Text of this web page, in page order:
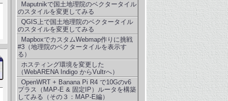
Maputnikで国土地理院のベクタータイル
のスタイルを変更してみる
QGIS上で国土地理院のベクタータイル
のスタイルを変更してみる
MapboxでカスタムWebmap作りに挑戦
#3（地理院のベクタータイルを表示す
る）
ホスティング環境を変更した
（WebARENA Indigo からVultrへ）
OpenWRT + Banana Pi R4 で10Gのv6
プラス（MAP-E & 固定IP）ルータを構築
してみる（その３：MAP-E編）